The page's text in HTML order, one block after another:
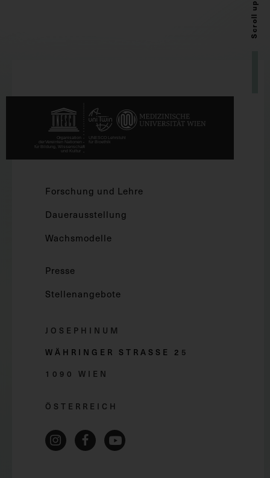
Scroll up
Forschung und Lehre
Dauerausstellung
Wachsmodelle
Presse
Stellenangebote
JOSEPHINUM
WÄHRINGER STRASSE 2 5
1090 WIEN
ÖSTERREICH